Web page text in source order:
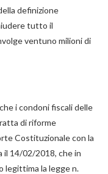
definizione
tutto il
ventuno milioni di
i condoni fiscali delle
di riforme
Costituzionale con la
14/02/2018, che in
legittima la legge n.